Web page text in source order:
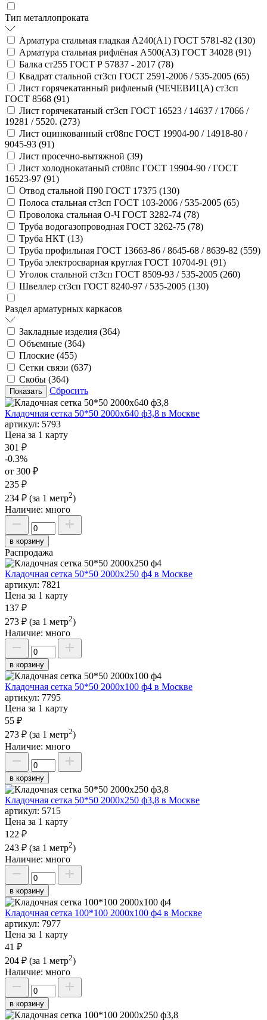
Тип металлопроката
Арматура стальная гладкая А240(А1) ГОСТ 5781-82 (130)
Арматура стальная рифлёная А500(А3) ГОСТ 34028 (91)
Балка ст255 ГОСТ Р 57837 - 2017 (78)
Квадрат стальной ст3сп ГОСТ 2591-2006 / 535-2005 (65)
Лист горячекатанный рифленый (ЧЕЧЕВИЦА) ст3сп
ГОСТ 8568 (91)
Лист горячекатаный ст3сп ГОСТ 16523 / 14637 / 17066 /
19281 / 5520. (273)
Лист оцинкованный ст08пс ГОСТ 19904-90 / 14918-80 /
9045-93 (91)
Лист просечно-вытяжной (39)
Лист холоднокатаный ст08пс ГОСТ 19904-90 / ГОСТ
16523-97 (91)
Отвод стальной П90 ГОСТ 17375 (130)
Полоса стальная ст3сп ГОСТ 103-2006 / 535-2005 (65)
Проволока стальная О-Ч ГОСТ 3282-74 (78)
Труба водогазопроводная ГОСТ 3262-75 (78)
Труба НКТ (13)
Труба профильная ГОСТ 13663-86 / 8645-68 / 8639-82 (559)
Труба электросварная круглая ГОСТ 10704-91 (91)
Уголок стальной ст3сп ГОСТ 8509-93 / 535-2005 (260)
Швеллер ст3сп ГОСТ 8240-97 / 535-2005 (130)
Раздел арматурных каркасов
Закладные изделия (364)
Объемные (364)
Плоские (455)
Сетки связи (637)
Скобы (364)
Сбросить
Кладочная сетка 50*50 2000х640 ф3,8 в Москве
артикул: 5793
Цена за 1 карту
301 ₽
-0.3%
от 300 ₽
235 ₽
234 ₽ (за 1 метр2)
Наличие: много
в корзину
Распродажа
Кладочная сетка 50*50 2000х250 ф4 в Москве
артикул: 7821
Цена за 1 карту
137 ₽
273 ₽ (за 1 метр2)
Наличие: много
в корзину
Кладочная сетка 50*50 2000х100 ф4 в Москве
артикул: 7795
Цена за 1 карту
55 ₽
273 ₽ (за 1 метр2)
Наличие: много
в корзину
Кладочная сетка 50*50 2000х250 ф3,8 в Москве
артикул: 5715
Цена за 1 карту
122 ₽
243 ₽ (за 1 метр2)
Наличие: много
в корзину
Кладочная сетка 100*100 2000х100 ф4 в Москве
артикул: 7977
Цена за 1 карту
41 ₽
204 ₽ (за 1 метр2)
Наличие: много
в корзину